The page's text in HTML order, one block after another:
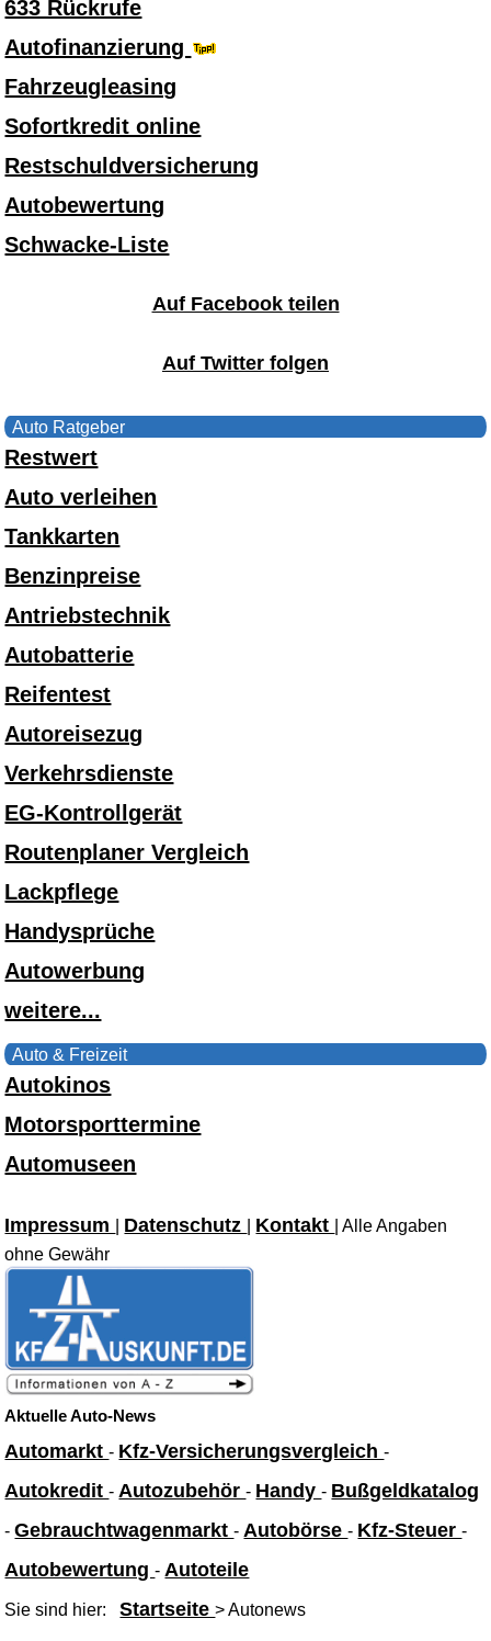
633 Rückrufe
Autofinanzierung
Fahrzeugleasing
Sofortkredit online
Restschuldversicherung
Autobewertung
Schwacke-Liste
Auf Facebook teilen
Auf Twitter folgen
Auto Ratgeber
Restwert
Auto verleihen
Tankkarten
Benzinpreise
Antriebstechnik
Autobatterie
Reifentest
Autoreisezug
Verkehrsdienste
EG-Kontrollgerät
Routenplaner Vergleich
Lackpflege
Handysprüche
Autowerbung
weitere...
Auto & Freizeit
Autokinos
Motorsporttermine
Automuseen
Impressum Datenschutz Kontakt
| Alle Angaben
ohne Gewähr
Aktuelle Auto-News
Automarkt- Kfz-Versicherungsvergleich-
Autokredit- Autozubehör- Handy- Bußgeldkatalog
-Gebrauchtwagenmarkt- Autobörse- Kfz-Steuer-
Autobewertung- Autoteile
Sie sind hier:Startseite> Autonews